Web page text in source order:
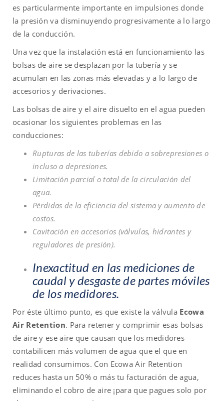
es particularmente importante en impulsiones donde
la presión va disminuyendo progresivamente a lo largo
de la conducción.
Una vez que la instalación está en funcionamiento las
bolsas de aire se desplazan por la tubería y se
acumulan en las zonas más elevadas y a lo largo de
accesorios y derivaciones.
Las bolsas de aire y el aire disuelto en el agua pueden
ocasionar los siguientes problemas en las
conducciones:
Rupturas de las tuberías debido a sobrepresiones o
incluso a depresiones.
Limitación parcial o total de la circulación del
agua.
Pérdidas de la eficiencia del sistema y aumento de
costos.
Cavitación en accesorios (válvulas, hidrantes y
reguladores de presión).
Inexactitud en las mediciones de
caudal y desgaste de partes móviles
de los medidores.
Por éste último punto, es que existe la válvula Ecowa
Air Retention. Para retener y comprimir esas bolsas
de aire y ese aire que causan que los medidores
contabilicen más volumen de agua que el que en
realidad consumimos. Con Ecowa Air Retention
reduces hasta un 50% o más tu facturación de agua,
eliminando el cobro de aire ¡para que pagues solo por